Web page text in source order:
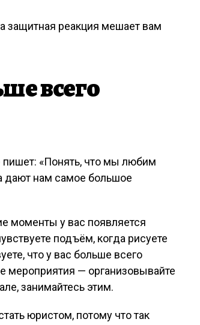
защитная реакция мешает вам
всего
«Понять, что мы любим
дают нам самое большое
моменты у вас появляется
подъём, когда рисуете
что у вас больше всего
мероприятия — организовывайте
занимайтесь этим.
юристом, потому что так